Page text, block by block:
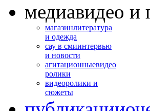
медиавидео и
магазинлитература
и одежда
сау в смиинтервью
и новости
агитационныевидео
ролики
видеоролики и
сюжеты